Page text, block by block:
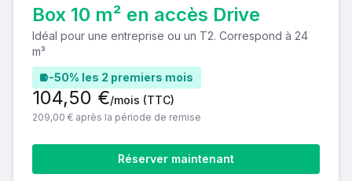
Box 10 m² en accès Drive
Idéal pour une entreprise ou un T2. Correspond à 24
m³
-50% les 2 premiers mois
Réserver maintenant
104,50 €/mois (TTC)
209,00 € après la période de remise